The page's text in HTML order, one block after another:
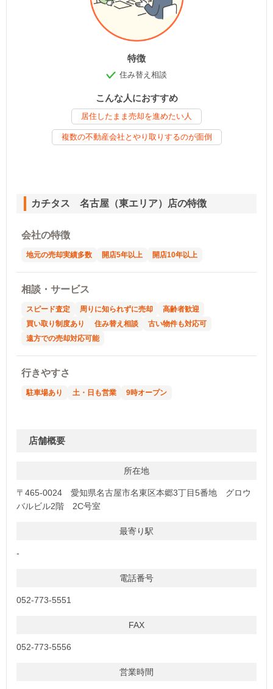
特徴
住み替え相談
こんな人におすすめ
居住したまま売却を進めたい人
複数の不動産会社とやり取りするのが面倒
カチタス 名古屋（東エリア）店の特徴
会社の特徴
地元の売却実績多数 開店5年以上 開店10年以上
相談・サービス
スピード査定 周りに知られずに売却
高齢者歓迎
買い取り制度あり
住み替え相談
古い物件も対応可
遠方での売却対応可能
行きやすさ
駐車場あり 土・日も営業 9時オープン
店舗概要
所在地
〒465-0024 愛知県名古屋市名東区本郷3丁目5番地 グロウ
バルビル2階 2C号室
最寄り駅
-
電話番号
052-773-5551
FAX
052-773-5556
営業時間